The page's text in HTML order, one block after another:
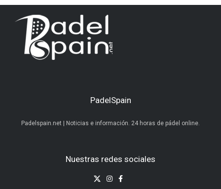
PadelSpain
Padelspain.net | Noticias e información. 24 horas de pádel online.
Nuestras redes sociales